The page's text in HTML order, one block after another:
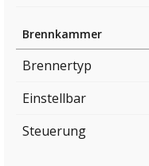
Brennkammer
Brennertyp
Einstellbar
Steuerung